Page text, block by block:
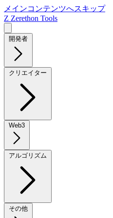
メインコンテンツへスキップ
Z Zerethon Tools
開発者
クリエイター
Web3
アルゴリズム
その他